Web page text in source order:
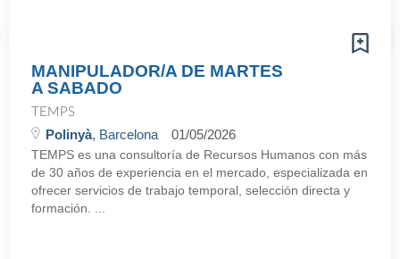
MANIPULADOR/A DE MARTES
A SABADO
TEMPS
Polinyà, Barcelona 01/05/2026
TEMPS es una consultoría de Recursos Humanos con más
de 30 años de experiencia en el mercado, especializada en
ofrecer servicios de trabajo temporal, selección directa y
formación. ...